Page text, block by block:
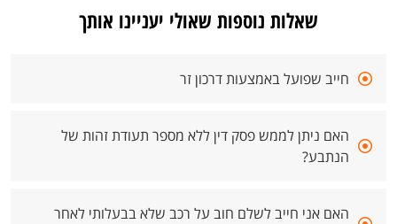
שאלות נוספות שאולי יעניינו אותך
חייב שפועל באמצעות דרכון זר
האם ניתן לממש פסק דין ללא מספר תעודת זהות של
הנתבע?
האם אני חייב לשלם חוב על רכב שלא בבעלותי לאחר